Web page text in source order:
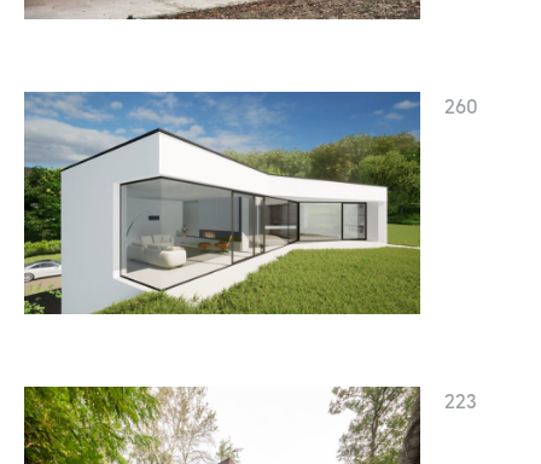
260
223